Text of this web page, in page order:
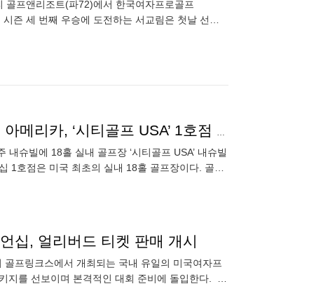
프앤리조트(파72)에서 한국여자프로골프
즌 세 번째 우승에 도전하는 서교림은 첫날 선두
한국 스크린 골프장, 미국 내슈빌에도 생긴다…골프존 아메리카, ‘시티골프 USA’ 1호점 개장
슈빌에 18홀 실내 골프장 ‘시티골프 USA’ 내슈빌
1호점은 미국 최초의 실내 18홀 골프장이다. 골프
십, 얼리버드 티켓 판매 개시
프링크스에서 개최되는 국내 유일의 미국여자프
지를 선보이며 본격적인 대회 준비에 돌입한다. 올